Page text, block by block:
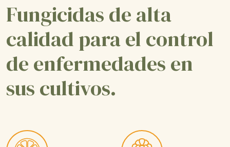
Fungicidas de alta
calidad para el control
de enfermedades en
sus cultivos.